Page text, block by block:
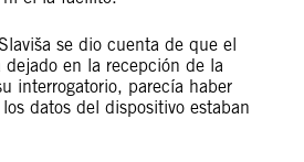
se dio cuenta de que el
en la recepción de la
interrogatorio, parecía haber
datos del dispositivo estaban